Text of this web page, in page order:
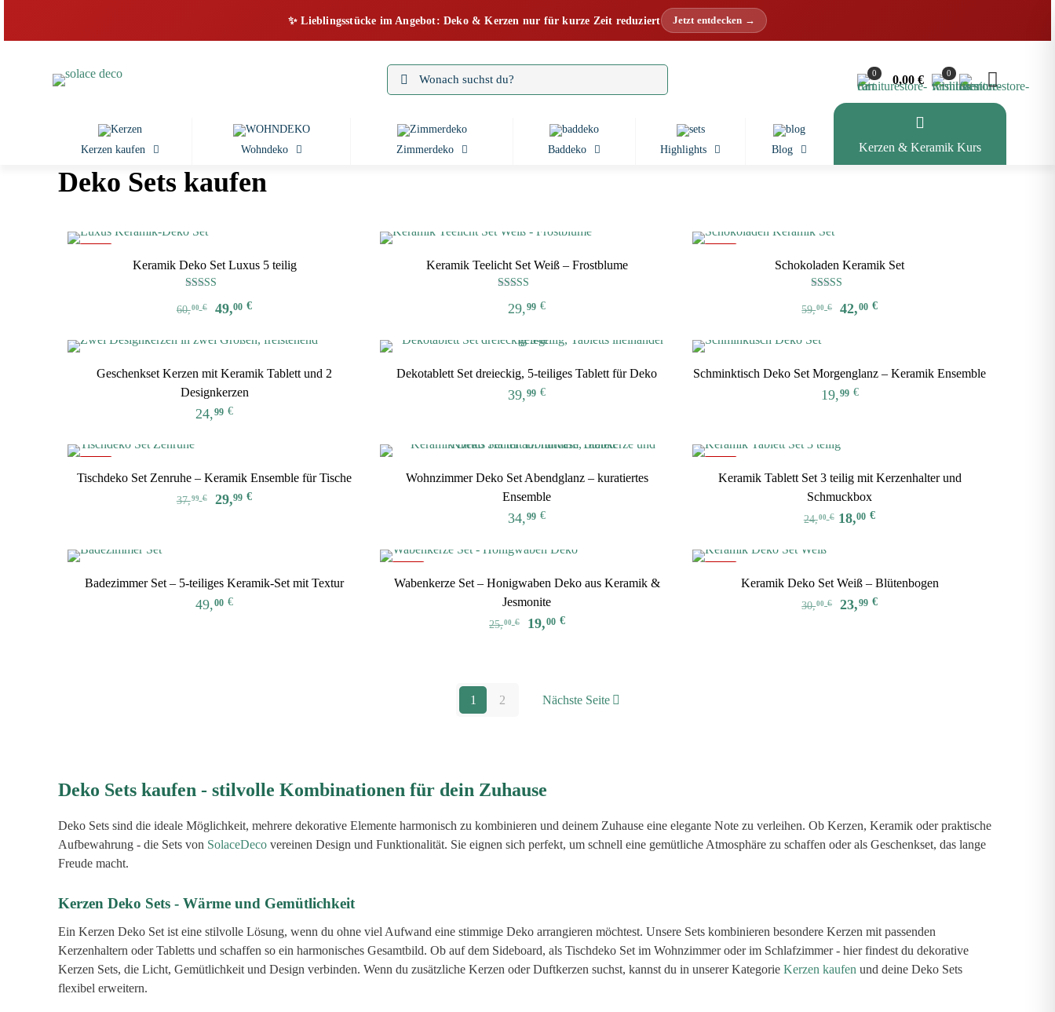
✨ Lieblingsstücke im Angebot: Deko & Kerzen nur für kurze Zeit reduziert Jetzt entdecken →
0 0,00 € 0
Kerzen kaufen Wohndeko Zimmerdeko Baddeko Highlights Blog Kerzen & Keramik Kurs
Deko Sets kaufen
Keramik Deko Set Luxus 5 teilig
5.00
60,00 €
Ursprünglicher
war:
49,00 €Aktueller
ist:
Keramik Teelicht Set Weiß – Frostblume
5.00
von 5
29, 99 €
Schokoladen Keramik Set
5.00
59,00 €
Ursprünglicher
42,00 €Aktueller
Geschenkset Kerzen mit Keramik Tablett und 2
Designkerzen
24, 99 €
Dekotablett Set dreieckig, 5-teiliges Tablett für Deko
39, 99 €
mehrere
Varianten
auf.
Optionen
auf
der
Produktseite
Schminktisch Deko Set Morgenglanz – Keramik Ensemble
19, 99 €
mehrere
Varianten
auf.
auf
der
Tischdeko Set Zenruhe – Keramik Ensemble für Tische
37,99 €
Ursprünglicher
29,99 €Aktueller
Wohnzimmer Deko Set Abendglanz – kuratiertes
Ensemble
34, 99 €
Keramik Tablett Set 3 teilig mit Kerzenhalter und
Schmuckbox
24,00 € 18,00 €
weist
mehrere
Badezimmer Set – 5-teiliges Keramik-Set mit Textur
49, 00 €
Wabenkerze Set – Honigwaben Deko aus Keramik &
Jesmonite
25,00 €
Ursprünglicher
19,00 €Aktueller
Keramik Deko Set Weiß – Blütenbogen
30,00 €
Ursprünglicher
23,99 €Aktueller
1 2 Nächste Seite
Deko Sets kaufen - stilvolle Kombinationen für dein Zuhause
Deko Sets sind die ideale Möglichkeit, mehrere dekorative Elemente harmonisch zu kombinieren und deinem Zuhause eine elegante Note zu verleihen. Ob Kerzen, Keramik oder praktische
Aufbewahrung - die Sets von SolaceDeco vereinen Design und Funktionalität. Sie eignen sich perfekt, um schnell eine gemütliche Atmosphäre zu schaffen oder als Geschenkset, das lange
Freude macht.
Kerzen Deko Sets - Wärme und Gemütlichkeit
Ein Kerzen Deko Set ist eine stilvolle Lösung, wenn du ohne viel Aufwand eine stimmige Deko arrangieren möchtest. Unsere Sets kombinieren besondere Kerzen mit passenden
Kerzenhaltern oder Tabletts und schaffen so ein harmonisches Gesamtbild. Ob auf dem Sideboard, als Tischdeko Set im Wohnzimmer oder im Schlafzimmer - hier findest du dekorative
Kerzen Sets, die Licht, Gemütlichkeit und Design verbinden. Wenn du zusätzliche Kerzen oder Duftkerzen suchst, kannst du in unserer Kategorie Kerzen kaufen und deine Deko Sets
flexibel erweitern.